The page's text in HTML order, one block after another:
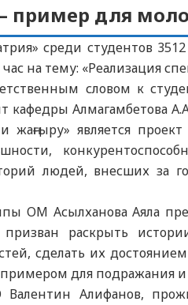
пример для
среди студентов
на тему: «Реализация
словом к
кафедры Алмагамбетова
жаңғыру» является
людей, внесших за
ОМ Асылханова Аяла
раскрыть
сделать их
для подражания
Валентин Алифанов,